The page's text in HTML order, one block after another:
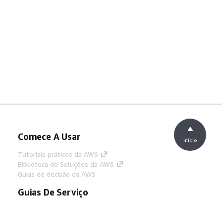
Comece A Usar
Tutoriais práticos da AWS
Biblioteca de Soluções da AWS
Guias de decisão da AWS
Guias De Serviço
início